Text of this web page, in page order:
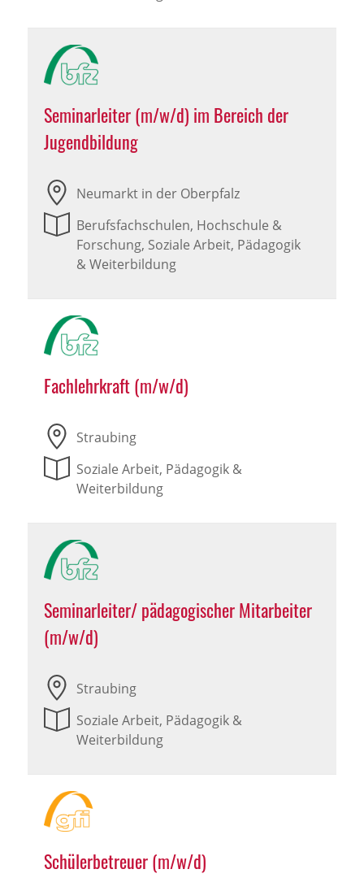
Seminarleiter (m/w/d) im Bereich der
Jugendbildung
Neumarkt in der Oberpfalz
Berufsfachschulen, Hochschule &
Forschung, Soziale Arbeit, Pädagogik
& Weiterbildung
Fachlehrkraft (m/w/d)
Straubing
Soziale Arbeit, Pädagogik &
Weiterbildung
Seminarleiter/ pädagogischer Mitarbeiter
(m/w/d)
Straubing
Soziale Arbeit, Pädagogik &
Weiterbildung
Schülerbetreuer (m/w/d)